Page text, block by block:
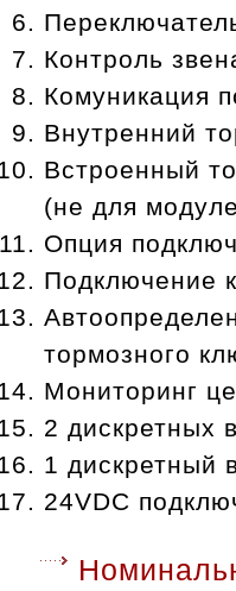
Контроль
Комуникация
Внутренний
Встроенный
(не для
Опция
Подключение
тормозного
Мониторинг
2 дискретных
1 дискретный
24VDC